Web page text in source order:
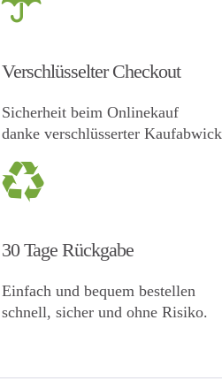
Verschlüsselter Checkout
Sicherheit beim Onlinekauf
danke verschlüsserter
30 Tage Rückgabe
Einfach und bequem bestellen
schnell, sicher und ohne Risiko.